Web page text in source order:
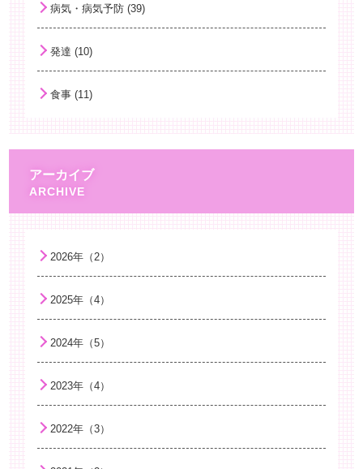
手洗いと子どもの健康
小児のレストレスレッグス症候群（むずむず脚症候群）と睡眠障害について
子どもと海外旅行
がんばり過ぎない子育て
薬剤耐性て何？
麻しん（はしか）
子どもと学校
花粉症
相手の気持ちを考えられるようになること…
手洗い
病院へ行く前の心の準備
病気・病気予防 (39)
発達 (10)
食事 (11)
アーカイブ
2026年（2）
2025年（4）
2024年（5）
2023年（4）
2022年（3）